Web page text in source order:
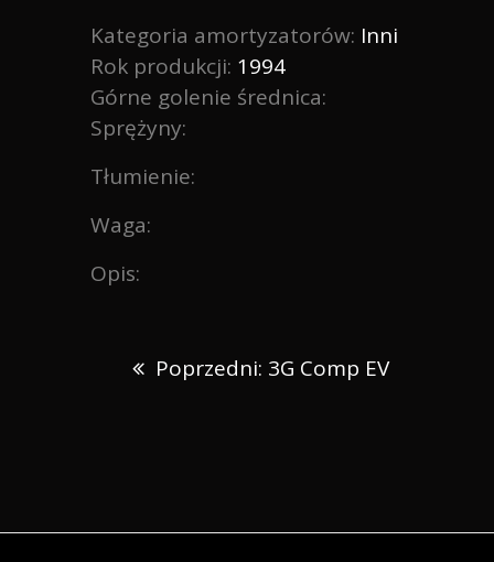
Kategoria amortyzatorów: Inni
Rok produkcji: 1994
Górne golenie średnica:
Sprężyny:
Tłumienie:
Waga:
Opis:
Nawigacja
Poprzedni: Poprzedni:
3G Comp EV